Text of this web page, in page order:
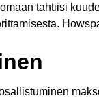
tahtiisi